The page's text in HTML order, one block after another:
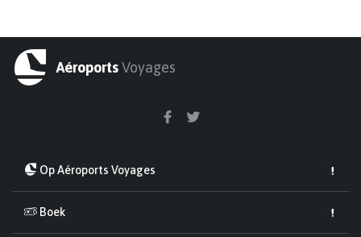
AéroportsVoyages
Op Aéroports Voyages
Boek